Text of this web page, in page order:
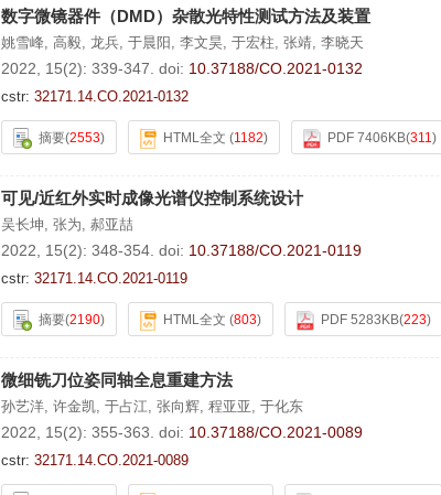
数字微镜器件（DMD）杂散光特性测试方法及装置
姚雪峰 高毅 龙兵 于晨阳 李文昊 于宏柱 张靖 李晓天
2022, 15(2): 339-347. doi: 10.37188/CO.2021-0132
cstr: 32171.14.CO.2021-0132
摘要(2553) HTML全文 (1182) PDF 7406KB(311 )
可见/近红外实时成像光谱仪控制系统设计
吴长坤 张为 郝亚喆
2022, 15(2): 348-354. doi: 10.37188/CO.2021-0119
cstr: 32171.14.CO.2021-0119
摘要(2190) HTML全文 (803) PDF 5283KB(223)
微细铣刀位姿同轴全息重建方法
孙艺洋 许金凯 于占江 张向辉 程亚亚 于化东
2022, 15(2): 355-363. doi: 10.37188/CO.2021-0089
cstr: 32171.14.CO.2021-0089